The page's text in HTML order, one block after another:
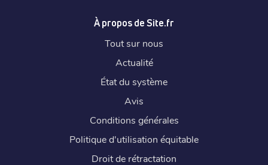
À propos de Site.fr
Tout sur nous
Actualité
État du système
Avis
Conditions générales
Politique d'utilisation équitable
Droit de rétractation